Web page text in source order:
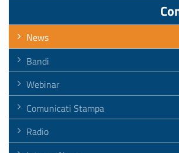
News
Bandi
Webinar
Comunicati Stampa
Radio